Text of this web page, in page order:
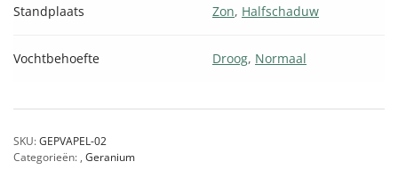
Standplaats Zon, Halfschaduw
Vochtbehoefte Droog, Normaal
SKU:GEPVAPEL-02
Categorieën: , Geranium